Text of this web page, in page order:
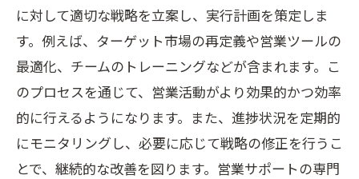
に対して適切な戦略を立案し、実行計画を策定しま
す。例えば、ターゲット市場の再定義や営業ツールの
最適化、チームのトレーニングなどが含まれます。こ
のプロセスを通じて、営業活動がより効果的かつ効率
的に行えるようになります。また、進捗状況を定期的
にモニタリングし、必要に応じて戦略の修正を行うこ
とで、継続的な改善を図ります。営業サポートの専門